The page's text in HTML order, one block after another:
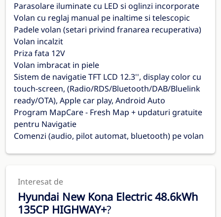
Parasolare iluminate cu LED si oglinzi incorporate
Volan cu reglaj manual pe inaltime si telescopic
Padele volan (setari privind franarea recuperativa)
Volan incalzit
Priza fata 12V
Volan imbracat in piele
Sistem de navigatie TFT LCD 12.3'', display color cu
touch-screen, (Radio/RDS/Bluetooth/DAB/Bluelink
ready/OTA), Apple car play, Android Auto
Program MapCare - Fresh Map + updaturi gratuite
pentru Navigatie
Comenzi (audio, pilot automat, bluetooth) pe volan
Interesat de
Hyundai New Kona Electric 48.6kWh
135CP HIGHWAY+?